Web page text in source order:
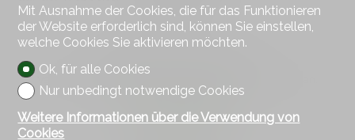
Fax 032 422 65 14
info@axic.ch
Sich anmelden
Mit Ausnahme der Cookies, die für das Funktionieren
der Website erforderlich sind, können Sie einstellen,
welche Cookies Sie aktivieren möchten.
Ok, für alle Cookies
Nur unbedingt notwendige Cookies
Weitere Informationen über die Verwendung von
Cookies